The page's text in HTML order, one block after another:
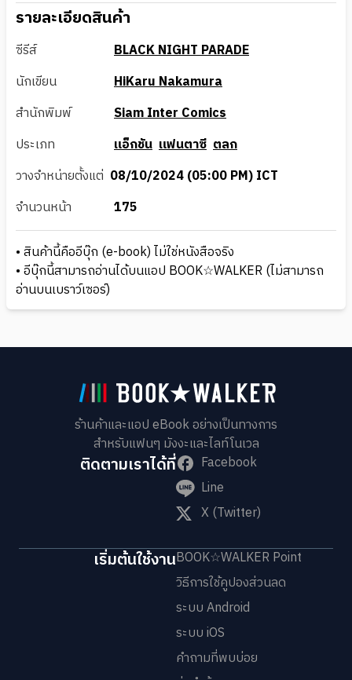
รายละเอียดสินค้า
ซีรีส์
BLACK NIGHT PARADE
นักเขียน
HiKaru Nakamura
สำนักพิมพ์
Siam Inter Comics
ประเภท
แอ็กชัน แฟนตาซี ตลก
วางจำหน่ายตั้งแต่ 08/10/2024 (05:00 PM) ICT
จำนวนหน้า
175
• สินค้านี้คืออีบุ๊ก (e-book) ไม่ใช่หนังสือจริง
• อีบุ๊กนี้สามารถอ่านได้บนแอป BOOK☆WALKER (ไม่สามารถ
อ่านบนเบราว์เซอร์)
ร้านค้าและแอป eBook อย่างเป็นทางการ
สำหรับแฟนๆ มังงะและไลท์โนเวล
ติดตามเราได้ที่
Facebook
Line
X (Twitter)
เริ่มต้นใช้งานBOOK☆WALKER Point
วิธีการใช้คูปองส่วนลด
ระบบ Android
ระบบ iOS
คำถามที่พบบ่อย